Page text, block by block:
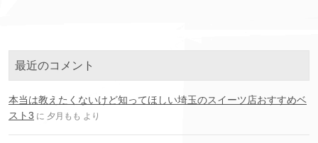
最近のコメント
本当は教えたくないけど知ってほしい埼玉のスイーツ店おすすめベ
スト3 に 夕月もも より